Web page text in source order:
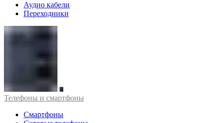
Аудио кабели
Переходники
Телефоны и смартфоны
Смартфоны